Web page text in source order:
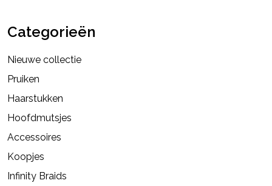
Categorieën
Nieuwe collectie
Pruiken
Haarstukken
Hoofdmutsjes
Accessoires
Koopjes
Infinity Braids